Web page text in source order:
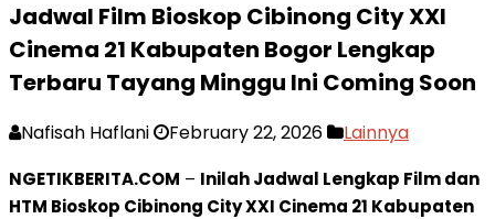
Jadwal Film Bioskop Cibinong City XXI
Cinema 21 Kabupaten Bogor Lengkap
Terbaru Tayang Minggu Ini Coming Soon
Nafisah Haflani February 22, 2026 Lainnya
NGETIKBERITA.COM – Inilah Jadwal Lengkap Film dan
HTM Bioskop Cibinong City XXI Cinema 21 Kabupaten